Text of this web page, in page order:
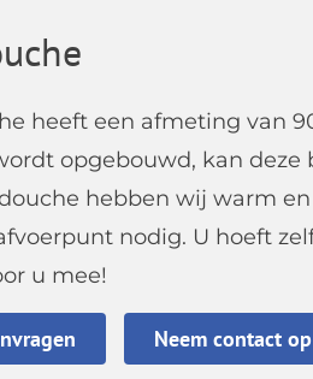
heeft een afmeting van
opgebouwd, kan deze
hebben wij warm
nodig. U hoeft
u mee!
Neem contact op